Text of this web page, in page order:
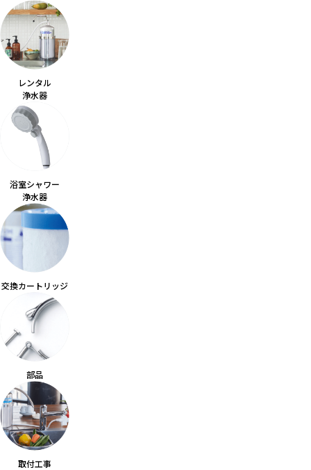
新規会員登録
レンタル
浄水器
浴室シャワー
浄水器
交換カートリッジ
部品
取付工事